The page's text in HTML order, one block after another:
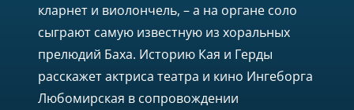
кларнет и виолончель, – а на органе соло
сыграют самую известную из хоральных
прелюдий Баха. Историю Кая и Герды
расскажет актриса театра и кино Ингеборга
Любомирская в сопровождении